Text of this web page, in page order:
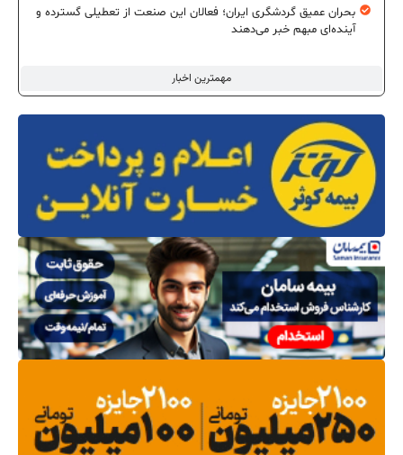
مهمترین اخبار
بحران عمیق گردشگری ایران؛ فعالان این صنعت از تعطیلی گسترده و
آینده‌ای مبهم خبر می‌دهند